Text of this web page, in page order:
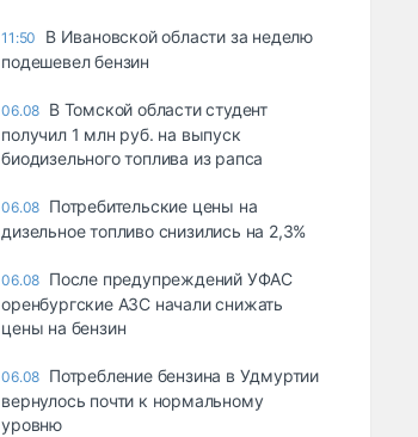
11:50
В Ивановской области за неделю
подешевел бензин
06.08 В Томской области студент
получил 1 млн руб. на выпуск
биодизельного топлива из рапса
06.08 Потребительские цены на
дизельное топливо снизились на 2,3%
06.08 После предупреждений УФАС
оренбургские АЗС начали снижать
цены на бензин
06.08 Потребление бензина в Удмуртии
вернулось почти к нормальному
уровню